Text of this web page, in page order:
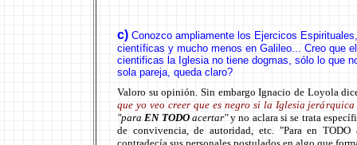
c) Conozco ampliamente los Ejercicos
científicas y mucho menos en Galileo... Creo que
cientificas la Iglesia no tiene dogmas, sólo lo que
sola pareja, queda claro?
Valoro su opinión. Sin embargo Ignacio de Loyola
que yo veo creer que es negro si la Iglesia
"paraEN TODOacertar"y no aclara si se trata
de convivencia, de autoridad, etc. "Para en